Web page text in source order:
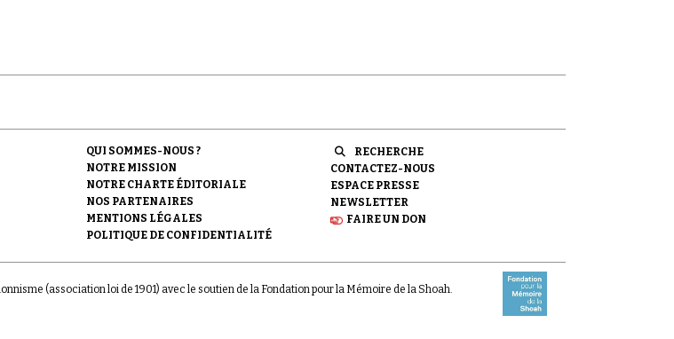
QUI SOMMES-NOUS ?
NOTRE MISSION
NOTRE CHARTE ÉDITORIALE
NOS PARTENAIRES
MENTIONS LÉGALES
POLITIQUE DE CONFIDENTIALITÉ
RECHERCHE
CONTACTEZ-NOUS
ESPACE PRESSE
NEWSLETTER
FAIRE UN DON
(association loi de 1901) avec le soutien de la Fondation pour la Mémoire de la Shoah.